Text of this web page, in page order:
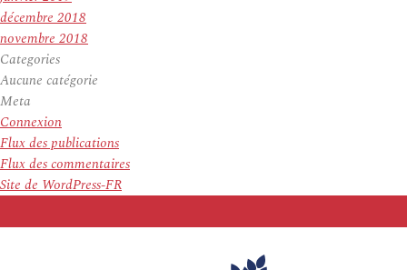
décembre 2018
novembre 2018
Categories
Aucune catégorie
Meta
Connexion
Flux des publications
Flux des commentaires
Site de WordPress-FR